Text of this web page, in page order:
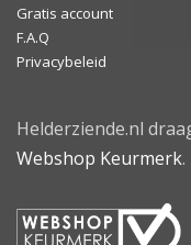
Gratis account
F.A.Q
Privacybeleid
Helderziende.nl
Webshop Keurmerk.